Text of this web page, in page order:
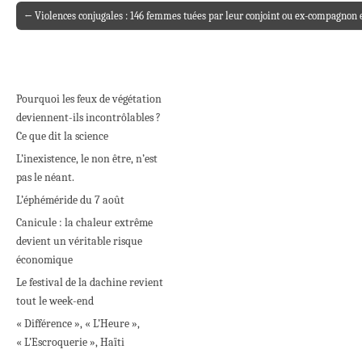
Post navigation
← Violences conjugales : 146 femmes tuées par leur conjoint ou ex-compagnon
Pourquoi les feux de végétation
deviennent-ils incontrôlables ?
Ce que dit la science
L’inexistence, le non être, n’est
pas le néant.
L’éphéméride du 7 août
Canicule : la chaleur extrême
devient un véritable risque
économique
Le festival de la dachine revient
tout le week-end
« Différence », « L’Heure »,
« L’Escroquerie », Haïti